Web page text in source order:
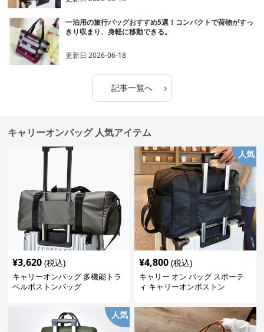
一泊用の旅行バッグおすすめ5選！コンパクトで荷物がすっ
きり収まり、身軽に移動できる。
更新日2026-06-18
記事一覧へ ›
キャリーオンバッグ 人気アイテム
¥3,620 (税込)
キャリーオンバッグ 多機能トラ
ベルボストンバッグ
人気
¥4,800 (税込)
キャリー オン バッグ スポーテ
ィ キャリーオンボストン
人気